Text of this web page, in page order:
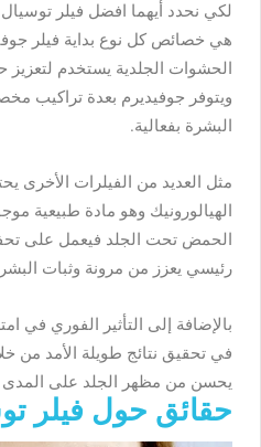
لكي نحدد أيهما افضل فيلر
هي خصائص كل نوع بداية فيلر
الحشوات الجلدية يستخدم
ويتوفر جوفيديرم بعدة تراكيب
البشرة بفعالية.
مثل العديد من الفيلرات
الهيالورونيك وهو مادة طبيعية
الحمض تحت الجلد فيعمل على
رئيسي يعزز من مرونة وثبات
بالإضافة إلى التأثير الفوري في
في تحقيق نتائج طويلة الأمد من
يحسن من مظهر الجلد على المدى
حقائق حول فيلر